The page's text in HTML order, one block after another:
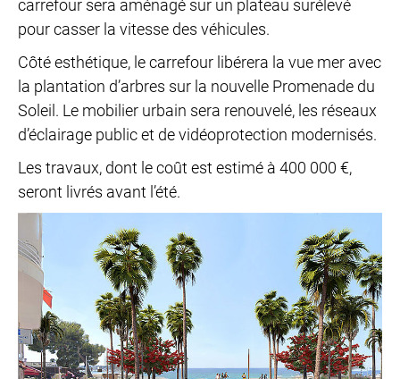
carrefour sera aménagé sur un plateau surélevé
pour casser la vitesse des véhicules.
Côté esthétique, le carrefour libérera la vue mer avec
la plantation d’arbres sur la nouvelle Promenade du
Soleil. Le mobilier urbain sera renouvelé, les réseaux
d’éclairage public et de vidéoprotection modernisés.
Les travaux, dont le coût est estimé à 400 000 €,
seront livrés avant l’été.